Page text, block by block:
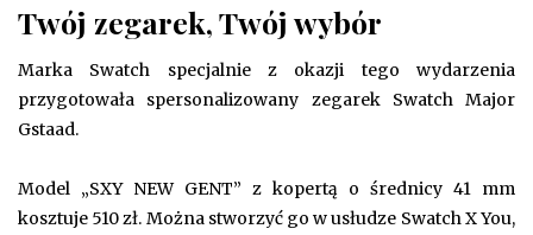
Twój zegarek, Twój wybór
Marka Swatch specjalnie z okazji tego wydarzenia
przygotowała spersonalizowany zegarek Swatch Major
Gstaad.
Model „SXY NEW GENT” z kopertą o średnicy 41 mm
kosztuje 510 zł. Można stworzyć go w usłudze Swatch X You,